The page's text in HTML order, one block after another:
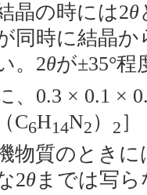
晶の時には2θ
同時に結晶
。2θが±35°
、0.3 × 0.1 ×
（C6H14N2 ） 2
物質のときに
2θまでは写ら